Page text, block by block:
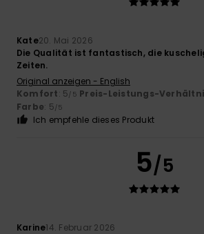
Kate20. Mai 2026
Die Qualität ist fantastisch, die
Zeiten.
Original anzeigen - English
Komfort: 5/5 Preis-Leistungs-
Farbe: 5/5
Ich empfehle dieses Produkt
5/5
Karine14. Februar 2026